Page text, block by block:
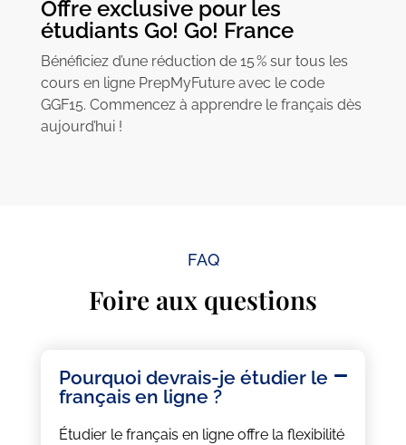
Offre exclusive pour les
étudiants Go! Go! France
Bénéficiez d’une réduction de 15 % sur tous les
cours en ligne PrepMyFuture avec le code
GGF15. Commencez à apprendre le français dès
aujourd’hui !
FAQ
Foire aux questions
Pourquoi devrais-je étudier le
français en ligne ?
Étudier le français en ligne offre la flexibilité